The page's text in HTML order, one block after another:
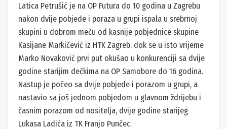
Latica Petrušić je na OP Futura do 10 godina u Zagrebu
nakon dvije pobjede i poraza u grupi ispala u srebrnoj
skupini u dobrom meču od kasnije pobjednice skupine
Kasijane Markičević iz HTK Zagreb, dok se u isto vrijeme
Marko Novaković prvi put okušao u konkurenciji sa dvije
godine starijim dečkima na OP Samobore do 16 godina.
Nastup je počeo sa dvije pobjede i porazom u grupi, a
nastavio sa još jednom pobjedom u glavnom ždrijebu i
časnim porazom od nositelja, dvije godine starijeg
Lukasa Ladića iz TK Franjo Punčec.